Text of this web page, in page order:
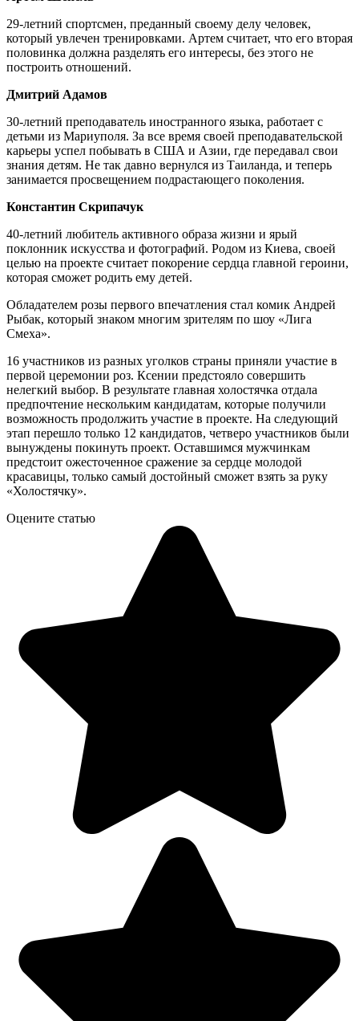
29-летний спортсмен, преданный своему делу человек,
который увлечен тренировками. Артем считает, что его вторая
половинка должна разделять его интересы, без этого не
построить отношений.
Дмитрий Адамов
30-летний преподаватель иностранного языка, работает с
детьми из Мариуполя. За все время своей преподавательской
карьеры успел побывать в США и Азии, где передавал свои
знания детям. Не так давно вернулся из Таиланда, и теперь
занимается просвещением подрастающего поколения.
Константин Скрипачук
40-летний любитель активного образа жизни и ярый
поклонник искусства и фотографий. Родом из Киева, своей
целью на проекте считает покорение сердца главной героини,
которая сможет родить ему детей.
Обладателем розы первого впечатления стал комик Андрей
Рыбак, который знаком многим зрителям по шоу «Лига
Смеха».
16 участников из разных уголков страны приняли участие в
первой церемонии роз. Ксении предстояло совершить
нелегкий выбор. В результате главная холостячка отдала
предпочтение нескольким кандидатам, которые получили
возможность продолжить участие в проекте. На следующий
этап перешло только 12 кандидатов, четверо участников были
вынуждены покинуть проект. Оставшимся мужчинкам
предстоит ожесточенное сражение за сердце молодой
красавицы, только самый достойный сможет взять за руку
«Холостячку».
Оцените статью